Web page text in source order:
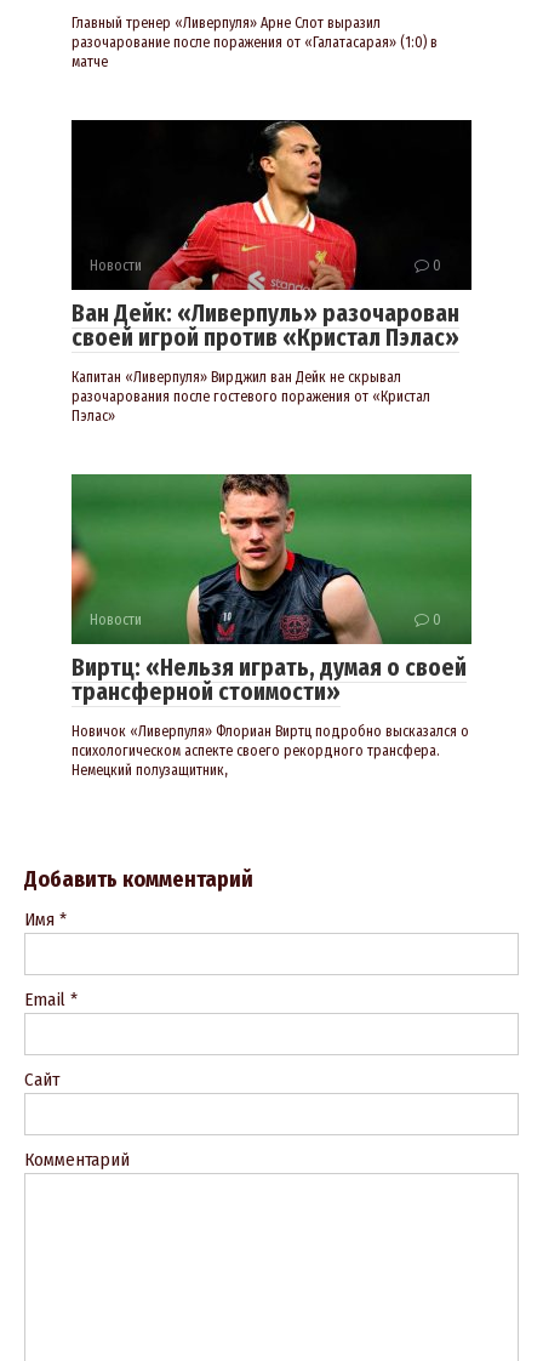
Главный тренер «Ливерпуля» Арне Слот выразил
разочарование после поражения от «Галатасарая» (1:0) в
матче
Новости 0
Ван Дейк: «Ливерпуль» разочарован
своей игрой против «Кристал Пэлас»
Капитан «Ливерпуля» Вирджил ван Дейк не скрывал
разочарования после гостевого поражения от «Кристал
Пэлас»
Новости 0
Виртц: «Нельзя играть, думая о своей
трансферной стоимости»
Новичок «Ливерпуля» Флориан Виртц подробно высказался о
психологическом аспекте своего рекордного трансфера.
Немецкий полузащитник,
Добавить комментарий
Имя *
Email *
Сайт
Комментарий